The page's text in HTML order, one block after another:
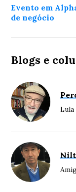
Evento em
de negócio
Blogs e